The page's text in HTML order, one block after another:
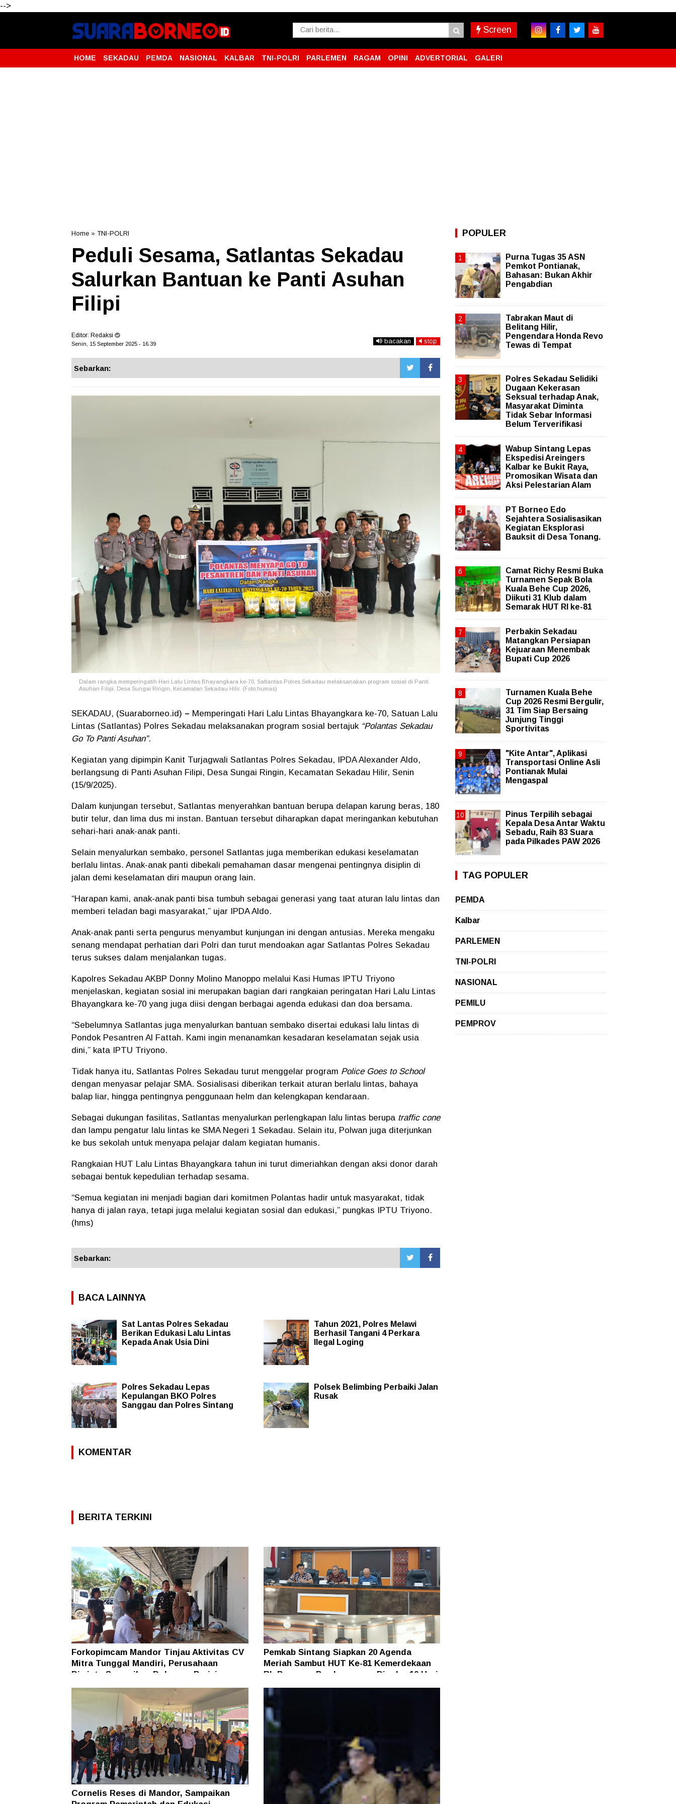
-->
Screen
HOME SEKADAU PEMDA NASIONAL KALBAR TNI-POLRI PARLEMEN RAGAM OPINI ADVERTORIAL GALERI
Home » TNI-POLRI
Peduli Sesama, Satlantas Sekadau
Salurkan Bantuan ke Panti Asuhan
Filipi
Editor: Redaksi
Senin, 15 September 2025 - 16.39 bacakan stop
Sebarkan:
Dalam rangka memperingatih Hari Lalu Lintas Bhayangkara ke-70, Satlantas Polres Sekadau melaksanakan program sosial di Panti
Asuhan Filipi, Desa Sungai Ringin, Kecamatan Sekadau Hilir. (Foto:humas)
SEKADAU, (Suaraborneo.id) – Memperingati Hari Lalu Lintas Bhayangkara ke-70, Satuan Lalu
Lintas (Satlantas) Polres Sekadau melaksanakan program sosial bertajuk “Polantas Sekadau
Go To Panti Asuhan”.
Kegiatan yang dipimpin Kanit Turjagwali Satlantas Polres Sekadau, IPDA Alexander Aldo,
berlangsung di Panti Asuhan Filipi, Desa Sungai Ringin, Kecamatan Sekadau Hilir, Senin
(15/9/2025).
Dalam kunjungan tersebut, Satlantas menyerahkan bantuan berupa delapan karung beras, 180
butir telur, dan lima dus mi instan. Bantuan tersebut diharapkan dapat meringankan kebutuhan
sehari-hari anak-anak panti.
Selain menyalurkan sembako, personel Satlantas juga memberikan edukasi keselamatan
berlalu lintas. Anak-anak panti dibekali pemahaman dasar mengenai pentingnya disiplin di
jalan demi keselamatan diri maupun orang lain.
“Harapan kami, anak-anak panti bisa tumbuh sebagai generasi yang taat aturan lalu lintas dan
memberi teladan bagi masyarakat,” ujar IPDA Aldo.
Anak-anak panti serta pengurus menyambut kunjungan ini dengan antusias. Mereka mengaku
senang mendapat perhatian dari Polri dan turut mendoakan agar Satlantas Polres Sekadau
terus sukses dalam menjalankan tugas.
Kapolres Sekadau AKBP Donny Molino Manoppo melalui Kasi Humas IPTU Triyono
menjelaskan, kegiatan sosial ini merupakan bagian dari rangkaian peringatan Hari Lalu Lintas
Bhayangkara ke-70 yang juga diisi dengan berbagai agenda edukasi dan doa bersama.
“Sebelumnya Satlantas juga menyalurkan bantuan sembako disertai edukasi lalu lintas di
Pondok Pesantren Al Fattah. Kami ingin menanamkan kesadaran keselamatan sejak usia
dini,” kata IPTU Triyono.
Tidak hanya itu, Satlantas Polres Sekadau turut menggelar program Police Goes to School
dengan menyasar pelajar SMA. Sosialisasi diberikan terkait aturan berlalu lintas, bahaya
balap liar, hingga pentingnya penggunaan helm dan kelengkapan kendaraan.
Sebagai dukungan fasilitas, Satlantas menyalurkan perlengkapan lalu lintas berupa traffic cone
dan lampu pengatur lalu lintas ke SMA Negeri 1 Sekadau. Selain itu, Polwan juga diterjunkan
ke bus sekolah untuk menyapa pelajar dalam kegiatan humanis.
Rangkaian HUT Lalu Lintas Bhayangkara tahun ini turut dimeriahkan dengan aksi donor darah
sebagai bentuk kepedulian terhadap sesama.
“Semua kegiatan ini menjadi bagian dari komitmen Polantas hadir untuk masyarakat, tidak
hanya di jalan raya, tetapi juga melalui kegiatan sosial dan edukasi,” pungkas IPTU Triyono.
(hms)
Sebarkan:
BACA LAINNYA
Sat Lantas Polres Sekadau
Berikan Edukasi Lalu Lintas
Kepada Anak Usia Dini
Tahun 2021, Polres Melawi
Berhasil Tangani 4 Perkara
Ilegal Loging
Polres Sekadau Lepas
Kepulangan BKO Polres
Sanggau dan Polres Sintang
Polsek Belimbing Perbaiki Jalan
Rusak
KOMENTAR
BERITA TERKINI
Forkopimcam Mandor Tinjau Aktivitas CV
Mitra Tunggal Mandiri, Perusahaan
Diminta Sampaikan Dokumen Perizinan
Pemkab Sintang Siapkan 20 Agenda
Meriah Sambut HUT Ke-81 Kemerdekaan
RI, Pameran Pembangunan Digelar 10 Hari
Cornelis Reses di Mandor, Sampaikan
POPULER
Purna Tugas 35 ASN
Pemkot Pontianak,
Bahasan: Bukan Akhir
Pengabdian
Tabrakan Maut di
Belitang Hilir,
Pengendara Honda Revo
Tewas di Tempat
Polres Sekadau Selidiki
Dugaan Kekerasan
Seksual terhadap Anak,
Masyarakat Diminta
Tidak Sebar Informasi
Belum Terverifikasi
Wabup Sintang Lepas
Ekspedisi Areingers
Kalbar ke Bukit Raya,
Promosikan Wisata dan
Aksi Pelestarian Alam
PT Borneo Edo
Sejahtera Sosialisasikan
Kegiatan Eksplorasi
Bauksit di Desa Tonang.
Camat Richy Resmi Buka
Turnamen Sepak Bola
Kuala Behe Cup 2026,
Diikuti 31 Klub dalam
Semarak HUT RI ke-81
Perbakin Sekadau
Matangkan Persiapan
Kejuaraan Menembak
Bupati Cup 2026
Turnamen Kuala Behe
Cup 2026 Resmi Bergulir,
31 Tim Siap Bersaing
Junjung Tinggi
Sportivitas
"Kite Antar", Aplikasi
Transportasi Online Asli
Pontianak Mulai
Mengaspal
Pinus Terpilih sebagai
Kepala Desa Antar Waktu
Sebadu, Raih 83 Suara
pada Pilkades PAW 2026
TAG POPULER
PEMDA
Kalbar
PARLEMEN
TNI-POLRI
NASIONAL
PEMILU
PEMPROV